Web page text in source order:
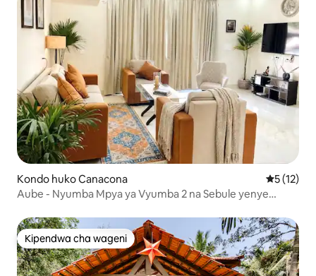
Kondo huko Canacona Ukadiriaji
5 (12)
Aube - Nyumba Mpya ya Vyumba 2 na Sebule yenye
Kipendwa cha wageni
Kipendwa cha wageni